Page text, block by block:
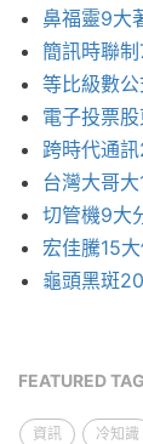
鼻福靈9大
簡訊時聯
等比級數
電子投票
跨時代通
台灣大哥
切管機9大
宏佳騰15
龜頭黑斑
FEATURED
資訊 冷知識